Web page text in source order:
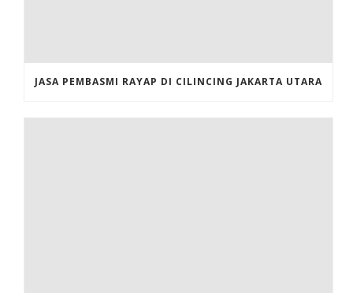
JASA PEMBASMI RAYAP DI CILINCING JAKARTA UTARA